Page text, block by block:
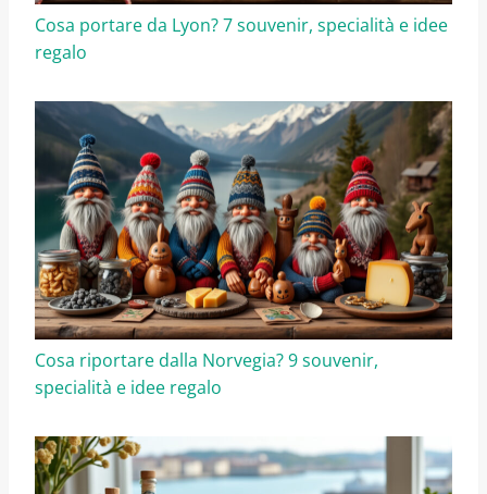
Cosa portare da Lyon? 7 souvenir, specialità e idee
regalo
Cosa riportare dalla Norvegia? 9 souvenir,
specialità e idee regalo